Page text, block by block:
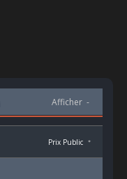
Afficher -
Prix Public *